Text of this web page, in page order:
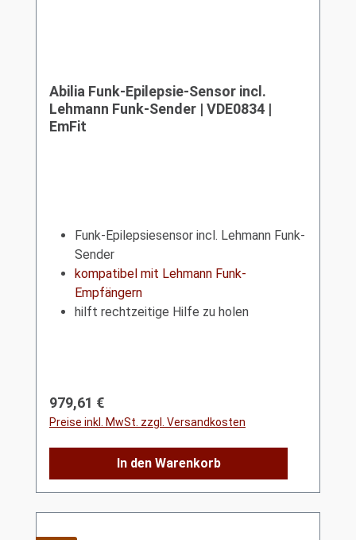
Abilia Funk-Epilepsie-Sensor incl.
Lehmann Funk-Sender | VDE0834 |
EmFit
Funk-Epilepsiesensor incl. Lehmann Funk-
Sender
kompatibel mit Lehmann Funk-
Empfängern
hilft rechtzeitige Hilfe zu holen
Regulärer Preis:
979,61 €
Preise inkl. MwSt. zzgl. Versandkosten
In den Warenkorb